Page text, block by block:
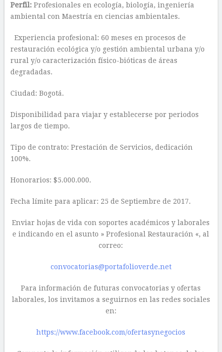
Perfil:Profesionales en ecología, biología, ingeniería
ambiental con Maestría en ciencias ambientales.
Experiencia profesional: 60 meses en procesos de
restauración ecológica y/o gestión ambiental urbana y/o
rural y/o caracterización físico-bióticas de áreas
degradadas.
Ciudad: Bogotá.
Disponibilidad para viajar y establecerse por periodos
largos de tiempo.
Tipo de contrato: Prestación de Servicios, dedicación
100%.
Honorarios: $5.000.000.
Fecha límite para aplicar: 25 de Septiembre de 2017.
Enviar hojas de vida con soportes académicos y laborales
e indicando en el asunto » Profesional Restauración «, al
correo:
convocatorias@portafolioverde.net
Para información de futuras convocatorias y ofertas
laborales, los invitamos a seguirnos en las redes sociales
en:
https://www.facebook.com/ofertasynegocios